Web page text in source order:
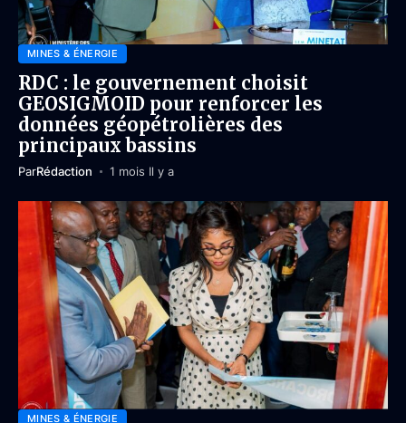
MINES & ÉNERGIE
RDC : le gouvernement choisit
GEOSIGMOID pour renforcer les
données géopétrolières des
principaux bassins
ParRédaction 1 mois Il y a
MINES & ÉNERGIE